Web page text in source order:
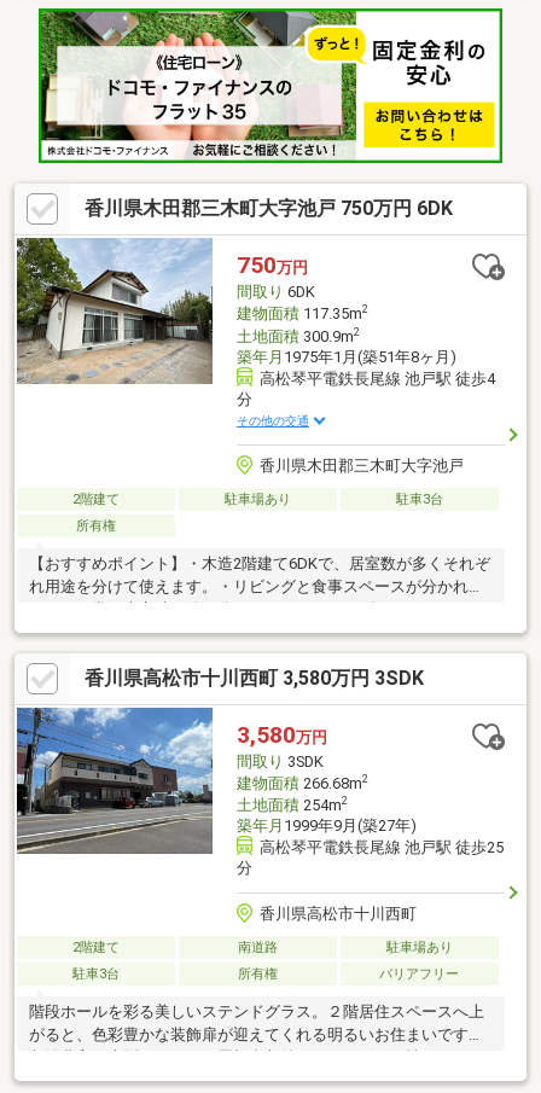
家事動線、南向き、駐車3台以上可能
香川県木田郡三木町大字池戸 750万円 6DK
750万円
間取り 6DK
建物面積117.35m2
土地面積300.9m2
築年月 1975年1月(築51年8ヶ月)
高松琴平電鉄長尾線 池戸駅 徒歩4
分
その他の交通
香川県木田郡三木町大字池戸
2階建て 駐車場あり
駐車3台
所有権
【おすすめポイント】・木造2階建て6DKで、居室数が多くそれぞ
れ用途を分けて使えます。・リビングと食事スペースが分かれて
ンは調理と食事の空間を分けて使える構成です。・水回りがまと
まっており、キッチンからの動線もスムーズです。・敷地内は広
く、4台以上駐車可能で来客時にも対応できます。・和室が複数あ
り、寝室や客間など使い分けが可能な間取りです。
香川県高松市十川西町 3,580万円 3SDK
3,580万円
間取り 3SDK
建物面積266.68m2
土地面積254m2
築年月 1999年9月(築27年)
高松琴平電鉄長尾線 池戸駅 徒歩25
分
香川県高松市十川西町
2階建て 南道路
駐車場あり
駐車3台
所有権 バリアフリー
階段ホールを彩る美しいステンドグラス。２階居住スペースへ上
がると、色彩豊かな装飾扉が迎えてくれる明るいお住まいです。
く実用性にも優れています。１階は元歯科医院として利用されて